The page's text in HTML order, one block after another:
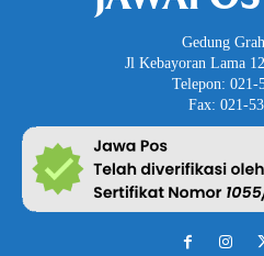
Gedung
Jl Kebayoran Lama
Telepon: 021-
Fax: 021-